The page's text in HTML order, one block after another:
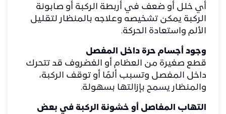
أي خلل أو ضعف في أربطة الركبة أو صابونة
الركبة يمكن تشخيصه وعلاجه بالمنظار لتقليل
الألم واستعادة الحركة.
وجود أجسام حرة داخل المفصل
قطع صغيرة من العظام أو الغضروف قد تتحرك
داخل المفصل وتسبب ألمًا أو توقف الركبة،
والمنظار يسمح بإزالتها بسهولة.
التهاب المفاصل أو خشونة الركبة في بعض